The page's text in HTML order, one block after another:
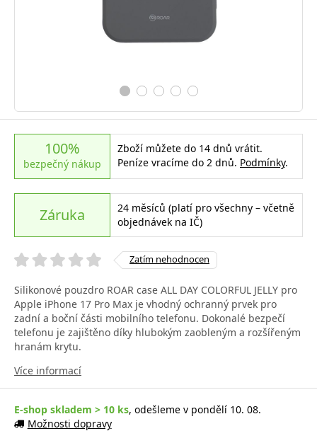
100%
bezpečný nákup
Zboží můžete do 14 dnů vrátit.
Peníze vracíme do 2 dnů. Podmínky.
Záruka
24 měsíců (platí pro všechny – včetně
objednávek na IČ)
Zatím nehodnocen
Silikonové pouzdro ROAR case ALL DAY COLORFUL JELLY pro
Apple iPhone 17 Pro Max je vhodný ochranný prvek pro
zadní a boční části mobilního telefonu. Dokonalé bezpečí
telefonu je zajištěno díky hlubokým zaobleným a rozšířeným
hranám krytu.
Více informací
E-shop skladem > 10 ks, odešleme v pondělí 10. 08.
Možnosti dopravy